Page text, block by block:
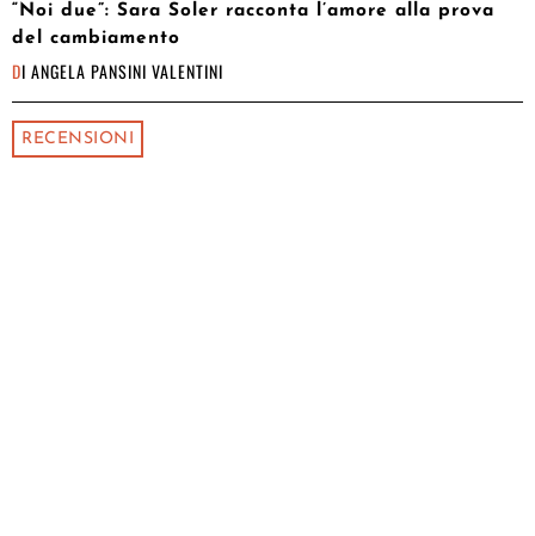
“Noi due”: Sara Soler racconta l’amore alla prova
del cambiamento
DI ANGELA PANSINI VALENTINI
RECENSIONI